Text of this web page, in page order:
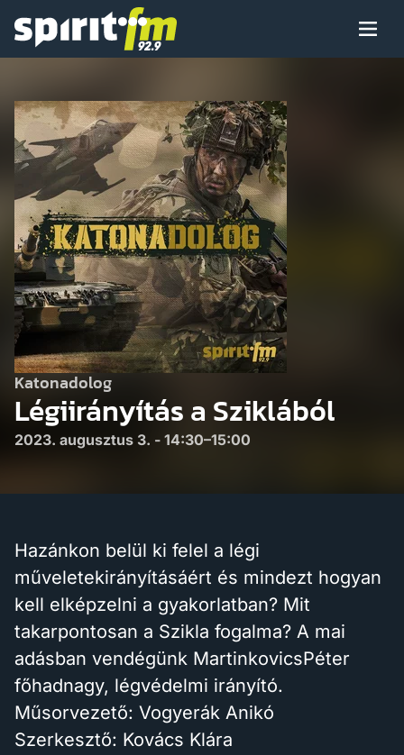
Spirit
Menü
Műsoraink
Arcaink
Műsor
Hírek
Katonadolog
Légiirányítás a Sziklából
2023. augusztus 3. - 14:30–15:00
Hazánkon belül ki felel a légi
műveletekirányításáért és mindezt hogyan
kell elképzelni a gyakorlatban? Mit
takarpontosan a Szikla fogalma? A mai
adásban vendégünk MartinkovicsPéter
főhadnagy, légvédelmi irányító.
Műsorvezető: Vogyerák Anikó
Szerkesztő: Kovács Klára